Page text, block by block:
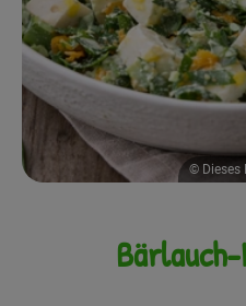
Frisches
Angebote
Haltbares
Getränke © Dieses